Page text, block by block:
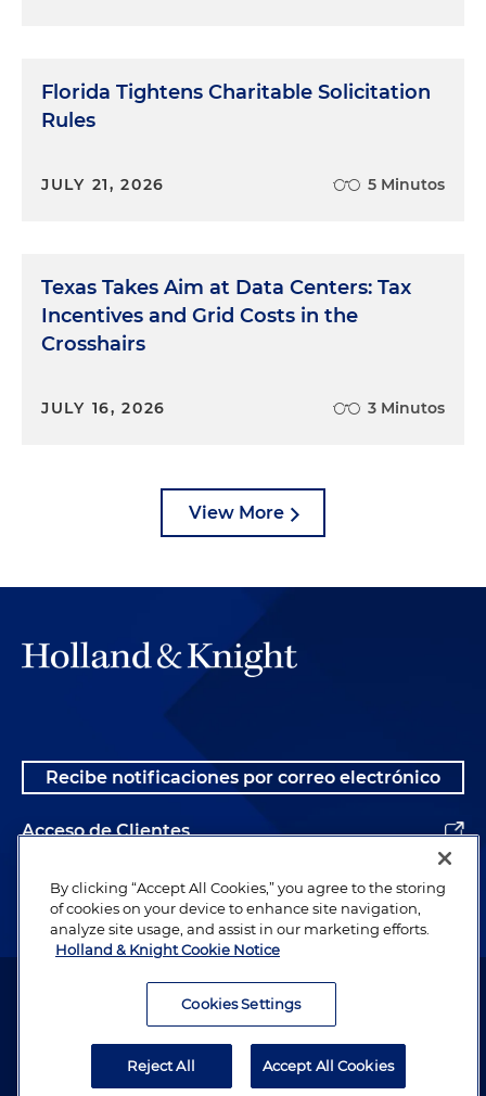
Florida Tightens Charitable Solicitation
Rules
JULY 21, 2026 5 Minutos
Texas Takes Aim at Data Centers: Tax
Incentives and Grid Costs in the
Crosshairs
JULY 16, 2026 3 Minutos
View More
Recibe notificaciones por correo electrónico
Acceso de Clientes
Alumnos
Abogado publicitario. © 1996– 2026 Holland & Knight LLP. Todos los
Política de Privacidad
By clicking “Accept All Cookies,” you agree to the storing
of cookies on your device to enhance site navigation,
analyze site usage, and assist in our marketing efforts.
Holland & Knight Cookie Notice
Cookies Settings
Reject All Accept All Cookies